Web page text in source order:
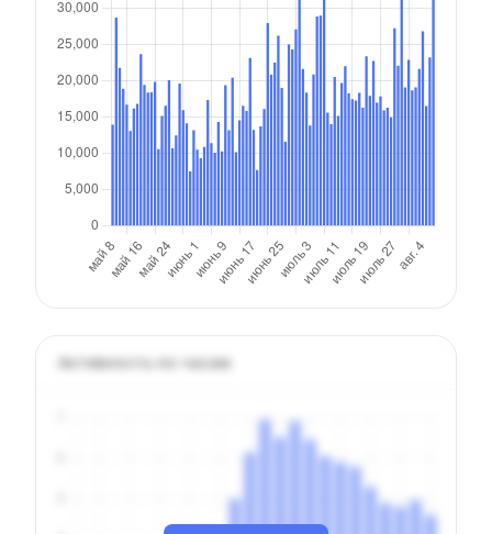
Активность по часам